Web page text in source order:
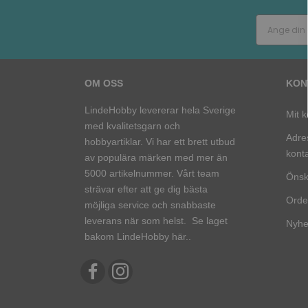
OM OSS
LindeHobby levererar hela Sverige
med kvalitetsgarn och
hobbyartiklar. Vi har ett brett utbud
av populära märken med mer än
5000 artikelnummer. Vårt team
strävar efter att ge dig bästa
möjliga service och snabbaste
leverans när som helst. Se laget
bakom LindeHobby här.
Mit